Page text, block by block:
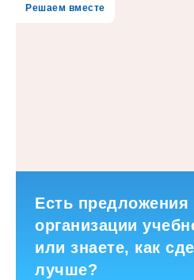
Решаем вместе
Есть предложения
организации
или знаете, как
лучше?